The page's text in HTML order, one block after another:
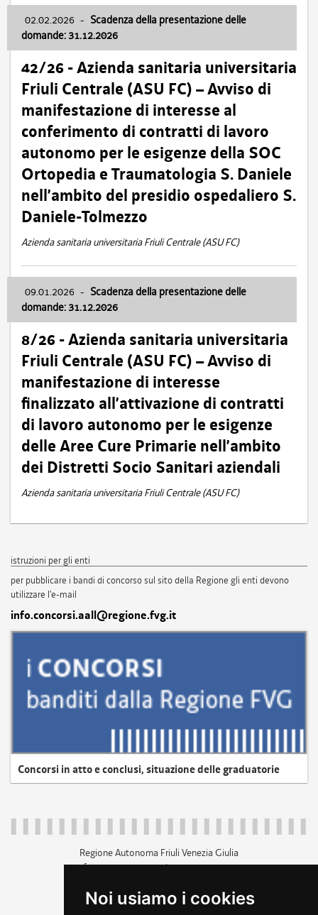
Noi usiamo i cookies
02.02.2026 - Scadenza della presentazione delle
domande: 31.12.2026
42/26 - Azienda sanitaria universitaria
Friuli Centrale (ASU FC) – Avviso di
manifestazione di interesse al
conferimento di contratti di lavoro
autonomo per le esigenze della SOC
Ortopedia e Traumatologia S. Daniele
nell’ambito del presidio ospedaliero S.
Daniele-Tolmezzo
Azienda sanitaria universitaria Friuli Centrale (ASU FC)
09.01.2026 - Scadenza della presentazione delle
domande: 31.12.2026
8/26 - Azienda sanitaria universitaria
Friuli Centrale (ASU FC) – Avviso di
manifestazione di interesse
finalizzato all’attivazione di contratti
di lavoro autonomo per le esigenze
delle Aree Cure Primarie nell’ambito
dei Distretti Socio Sanitari aziendali
Azienda sanitaria universitaria Friuli Centrale (ASU FC)
istruzioni per gli enti
per pubblicare i bandi di concorso sul sito della Regione gli enti devono
utilizzare l'e-mail
info.concorsi.aall@regione.fvg.it
Concorsi in atto e conclusi, situazione delle graduatorie
Regione Autonoma Friuli Venezia Giulia
c.f. 80014930327; p.iva 00526040324
+39 040 3771111